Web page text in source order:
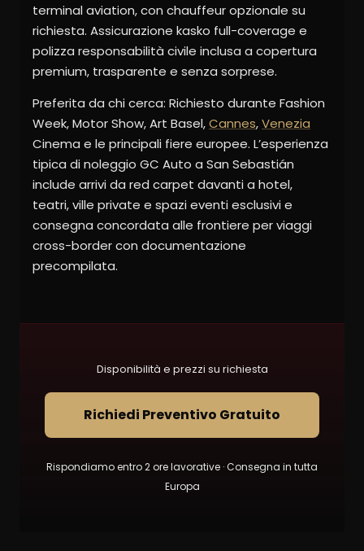
terminal aviation, con chauffeur opzionale su
richiesta. Assicurazione kasko full-coverage e
polizza responsabilità civile inclusa a copertura
premium, trasparente e senza sorprese.
Preferita da chi cerca: Richiesto durante Fashion
Week, Motor Show, Art Basel,Cannes,Venezia
Cinema e le principali fiere europee. L’esperienza
tipica di noleggio GC Auto a San Sebastián
include arrivi da red carpet davanti a hotel,
teatri, ville private e spazi eventi esclusivi e
consegna concordata alle frontiere per viaggi
cross-border con documentazione
precompilata.
Disponibilità e prezzi su richiesta
Richiedi Preventivo Gratuito
Rispondiamo entro 2 ore lavorative · Consegna in tutta
Europa